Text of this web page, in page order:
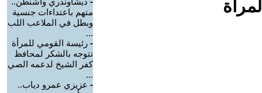
متهم باعتداءات جنسية
وبطل في الملاعب اللب
...
- رئيسة القومي للمرأة
تتوجه بالشكر لمحافظ
كفر الشيخ لدعمه الصي
...
- عزيزي عمرو دياب..